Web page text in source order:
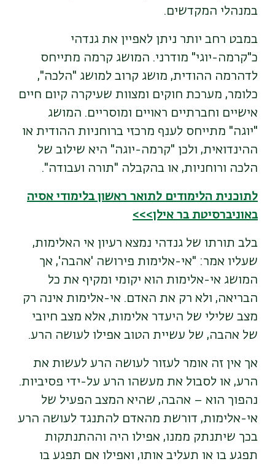
במנהלי המקדשים.
במבט רחב יותר ניתן לאפיין את גנדהי
כ"קרמה-יוגי" מודרני. המושג קרמה מתייחס
לדהרמה ההודית, מושג קרוב למושג "הלכה",
כלומר, מערכת חוקים ומצוות שעיקרה קיום חיים
אישיים וחברתיים ראויים ומוסריים. המושג
"יוגה" מתייחס לענף מרכזי ברוחניות ההודית או
ההינדואית, ולכן "קרמה-יוגה" היא שילוב של
הלכה ורוחניות, או בהקבלה "תורה ועבודה".
לתוכנית הלימודים לתואר ראשון בלימודי אסיה
באוניברסיטת בר אילן>>>
בלב תורתו של גנדהי נמצא רעיון אי האלימות,
שעליו אמר: "אי-אלימות פירושה 'אהבה', אך
המושג אי-אלימות הוא יקומי ומקיף את כל
הבריאה, ולא רק את האדם. אי-אלימות אינה רק
מצב שלילי של היעדר אלימות, אלא מצב חיובי
של אהבה, של עשיית הטוב אפילו לעושה הרע.
אך אין זה אומר לעזור לעושה הרע לעשות את
הרע, או לסבול את מעשהו הרע על-ידי פסיביות.
נהפוך הוא – אהבה, שהיא המצב הפעיל של
אי-אלימות, דורשת מהאדם להתנגד לעושה הרע
בכך שיתנתק ממנו, אפילו היה וההתנתקות
תפגע בו או תעליב אותו, ואפילו אם תפגע בו